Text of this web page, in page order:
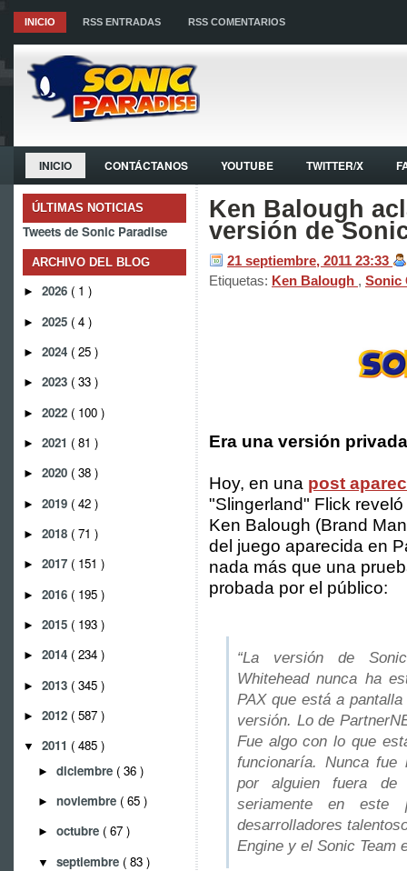
INICIO RSS ENTRADAS RSS COMENTARIOS
INICIO CONTÁCTANOS YOUTUBE TWITTER/X
ÚLTIMAS NOTICIAS
Tweets de Sonic Paradise
ARCHIVO DEL BLOG
► 2026 ( 1 )
► 2025 ( 4 )
► 2024 ( 25 )
► 2023 ( 33 )
► 2022 ( 100 )
► 2021 ( 81 )
► 2020 ( 38 )
► 2019 ( 42 )
► 2018 ( 71 )
► 2017 ( 151 )
► 2016 ( 195 )
► 2015 ( 193 )
► 2014 ( 234 )
► 2013 ( 345 )
► 2012 ( 587 )
▼ 2011 ( 485 )
► diciembre ( 36 )
► noviembre ( 65 )
► octubre ( 67 )
▼ septiembre ( 83 )
Ken Balough
versión de
21 septiembre, 2011 23:33
Etiquetas: Ken Balough , Sonic
Era una versión
Hoy, en una post
"Slingerland" Flick
Ken Balough (Brand
del juego aparecida en
nada más que una
probada por el público:
“La versión de
Whitehead nunca ha
PAX que está a
versión. Lo de
Fue algo con lo que
funcionaría. Nunca fue
por alguien fuera de
seriamente en este
desarrolladores
Engine y el Sonic Team